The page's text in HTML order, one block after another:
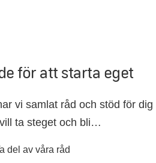
för att starta eget
vi samlat råd och stöd för dig
ta steget och bli
del av våra råd